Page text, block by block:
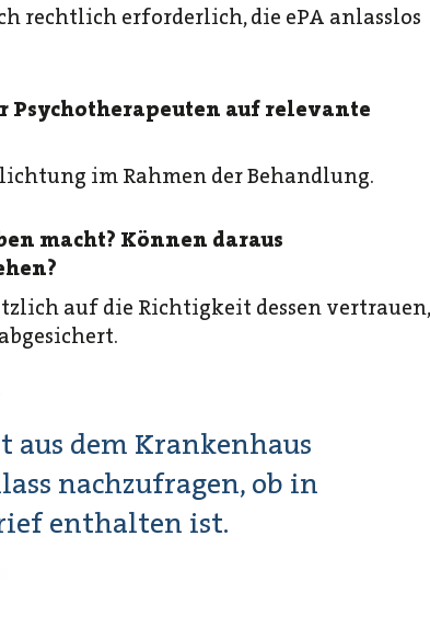
rechtlich erforderlich, die ePA anlasslos
Psychotherapeuten auf relevante
im Rahmen der Behandlung.
macht? Können daraus
auf die Richtigkeit dessen vertrauen,
aus dem Krankenhaus
nachzufragen, ob in
enthalten ist.